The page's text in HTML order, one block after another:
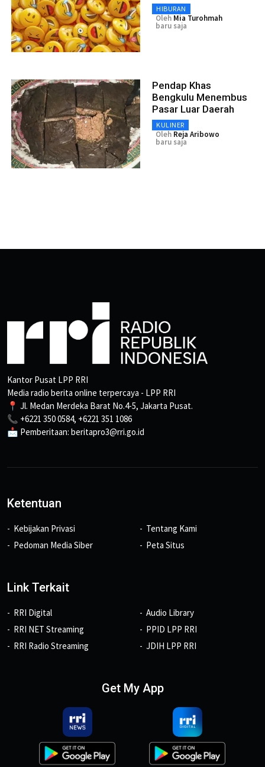
HIBURAN
Oleh Mia Turohmah
baru saja
Pendap Khas
Bengkulu Menembus
Pasar Luar Daerah
KULINER
Oleh Reja Aribowo
baru saja
Kantor Pusat LPP RRI
Media radio berita online terpercaya - LPP RRI
📍 Jl. Medan Merdeka Barat No.4-5, Jakarta Pusat.
📞 +6221 350 0584, +6221 351 1086
📩 Pemberitaan: beritapro3@rri.go.id
Ketentuan
Kebijakan Privasi
Pedoman Media Siber
Tentang Kami
Peta Situs
Link Terkait
RRI Digital
RRI NET Streaming
RRI Radio Streaming
Audio Library
PPID LPP RRI
JDIH LPP RRI
Get My App